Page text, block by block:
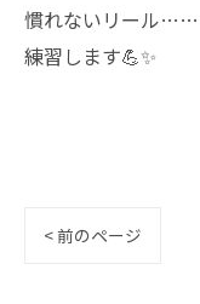
慣れないリール……
練習します💪✨
< 前のページ